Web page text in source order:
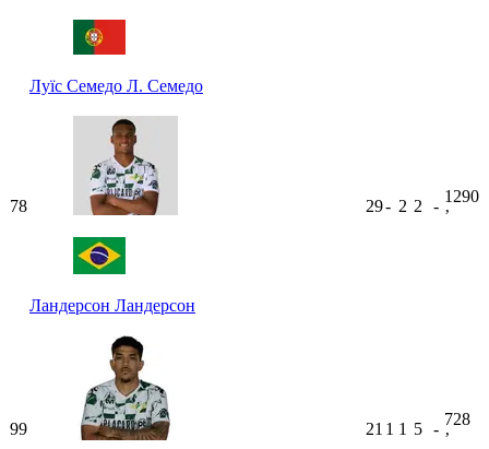
Луїс Семедо Л. Семедо
78
Ландерсон Ландерсон
29- 2 2 -
1290
ʼ
99 21 1 1 5 -
728
ʼ